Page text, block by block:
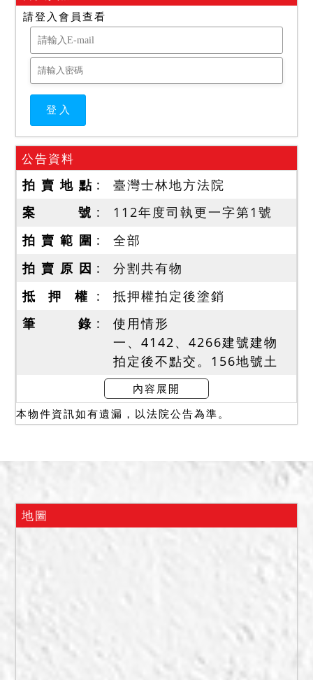
請登入會員查看
公告資料
拍 賣 地 點
臺灣士林地方法院
案 號
112年度司執更一字第1號
拍 賣 範 圍
全部
拍 賣 原 因
分割共有物
抵 押 權
抵押權拍定後塗銷
筆 錄
使用情形
一、4142、4266建號建物
拍定後不點交。156地號土
地拍賣不動產應有部分，拍
定後不點交。
二、113年11月1日現場查封
物。已停水。114年5月15日
電梯、電扶梯可至1樓，1樓
也規劃為商業空間。B2與B1
同樣做為商業空間使用，有
內容展開
本物件資訊如有遺漏，以法院公告為準。
地圖